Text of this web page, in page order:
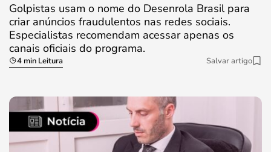
Golpistas usam o nome do Desenrola Brasil para
criar anúncios fraudulentos nas redes sociais.
Especialistas recomendam acessar apenas os
canais oficiais do programa.
4 min Leitura Salvar artigo